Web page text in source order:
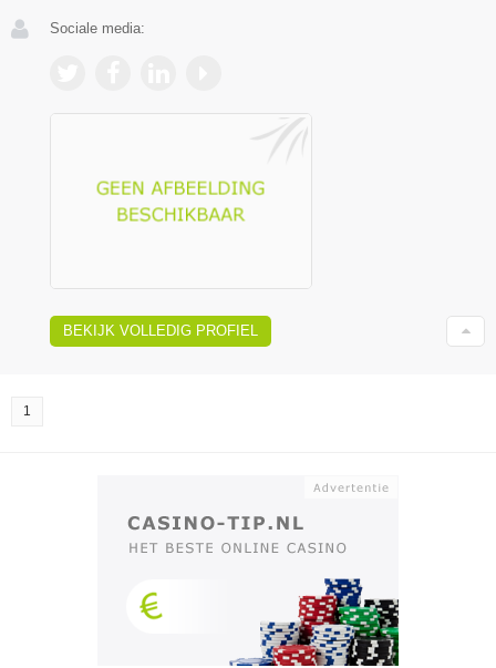
Sociale media:
BEKIJK VOLLEDIG PROFIEL
1